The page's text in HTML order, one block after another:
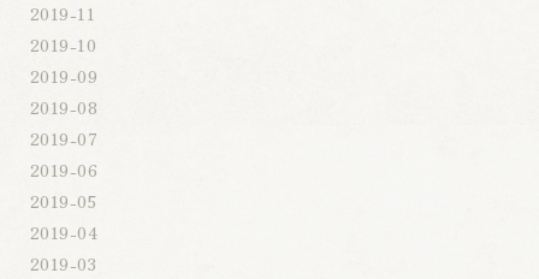
2019-11
2019-10
2019-09
2019-08
2019-07
2019-06
2019-05
2019-04
2019-03